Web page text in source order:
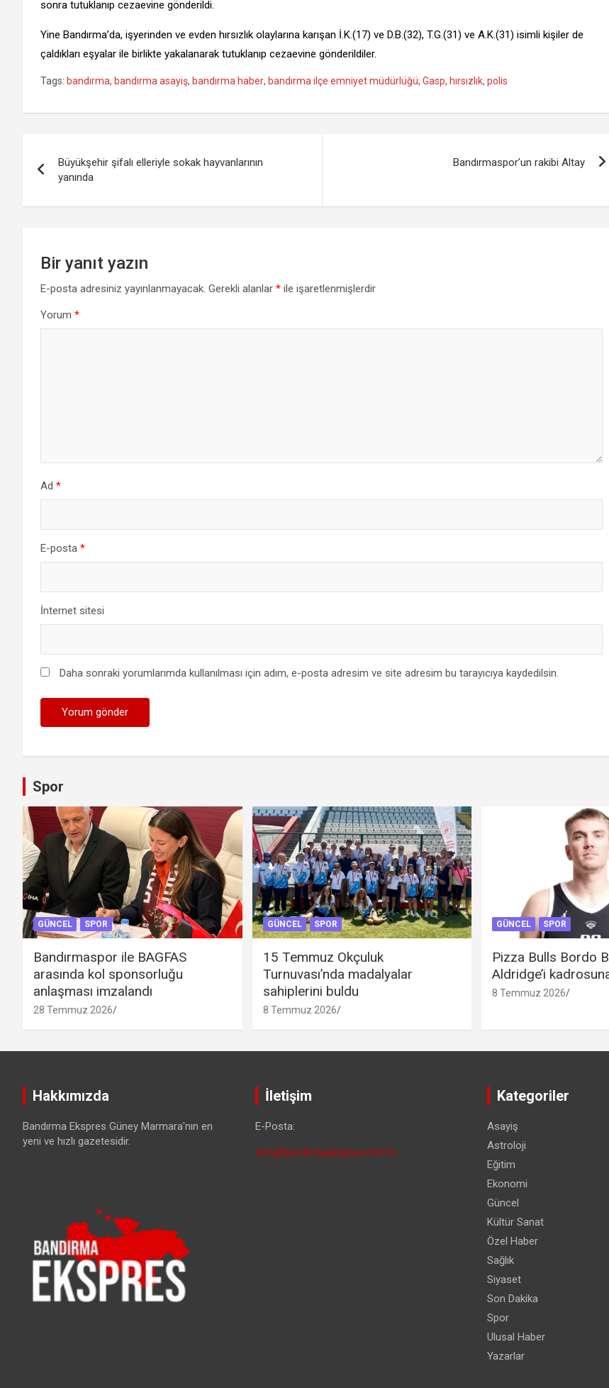
sonra tutuklanıp cezaevine gönderildi.
Yine Bandırma’da, işyerinden ve evden hırsızlık olaylarına karışan İ.K.(17) ve D.B.(32), T.G.(31) ve A.K.(31) isimli kişiler de
çaldıkları eşyalar ile birlikte yakalanarak tutuklanıp cezaevine gönderildiler.
Tags: bandırma, bandırma asayiş, bandırma haber, bandırma ilçe emniyet müdürlüğü, Gasp, hırsızlık, polis
gezinmesi
Büyükşehir şifalı elleriyle sokak hayvanlarının
yanında
Bandırmaspor’un rakibi Altay
Bir yanıt yazın
E-posta adresiniz yayınlanmayacak. Gerekli alanlar * ile işaretlenmişlerdir
Yorum *
Ad *
E-posta *
İnternet sitesi
Daha sonraki yorumlarımda kullanılması için adım, e-posta adresim ve site adresim bu tarayıcıya kaydedilsin.
Spor
GÜNCEL SPOR
Bandırmaspor ile BAGFAS
arasında kol sponsorluğu
anlaşması imzalandı
28 Temmuz 2026
GÜNCEL SPOR
15 Temmuz Okçuluk
Turnuvası’nda madalyalar
sahiplerini buldu
8 Temmuz 2026
GÜNCEL SPOR
Pizza Bulls Bordo
Aldridge’i
8 Temmuz 2026
Hakkımızda
Bandırma Ekspres Güney Marmara'nın en
yeni ve hızlı gazetesidir.
İletişim
E-Posta:
info@bandirmaekspres.com.tr
Kategoriler
Asayiş
Astroloji
Eğitim
Ekonomi
Güncel
Kültür Sanat
Özel Haber
Sağlık
Siyaset
Son Dakika
Spor
Ulusal Haber
Yazarlar